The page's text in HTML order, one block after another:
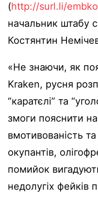
(http://surl.li/embko
начальник штабу
Костянтин
«Не знаючи, як
Kraken, русня
“каратєлі” та
змоги пояснити
вмотивованість
окупантів,
помийок
недолугіх